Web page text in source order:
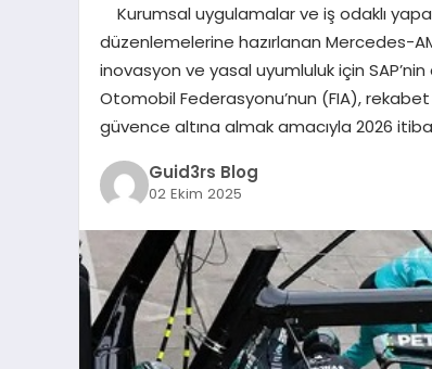
Kurumsal uygulamalar ve iş odaklı
düzenlemelerine hazırlanan Mercedes-
inovasyon ve yasal uyumluluk için
Otomobil Federasyonu’nun (FIA),
güvence altına almak amacıyla 2026
Guid3rs Blog
02 Ekim 2025